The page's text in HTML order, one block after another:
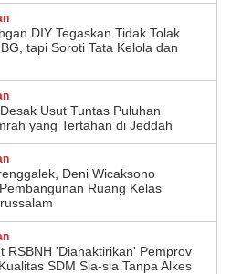
DIY Tegaskan Tidak Tolak
tapi Soroti Tata Kelola dan
Usut Tuntas Puluhan
yang Tertahan di Jeddah
Deni Wicaksono
Ruang Kelas
RSBNH 'Dianaktirikan' Pemprov
SDM Sia-sia Tanpa Alkes